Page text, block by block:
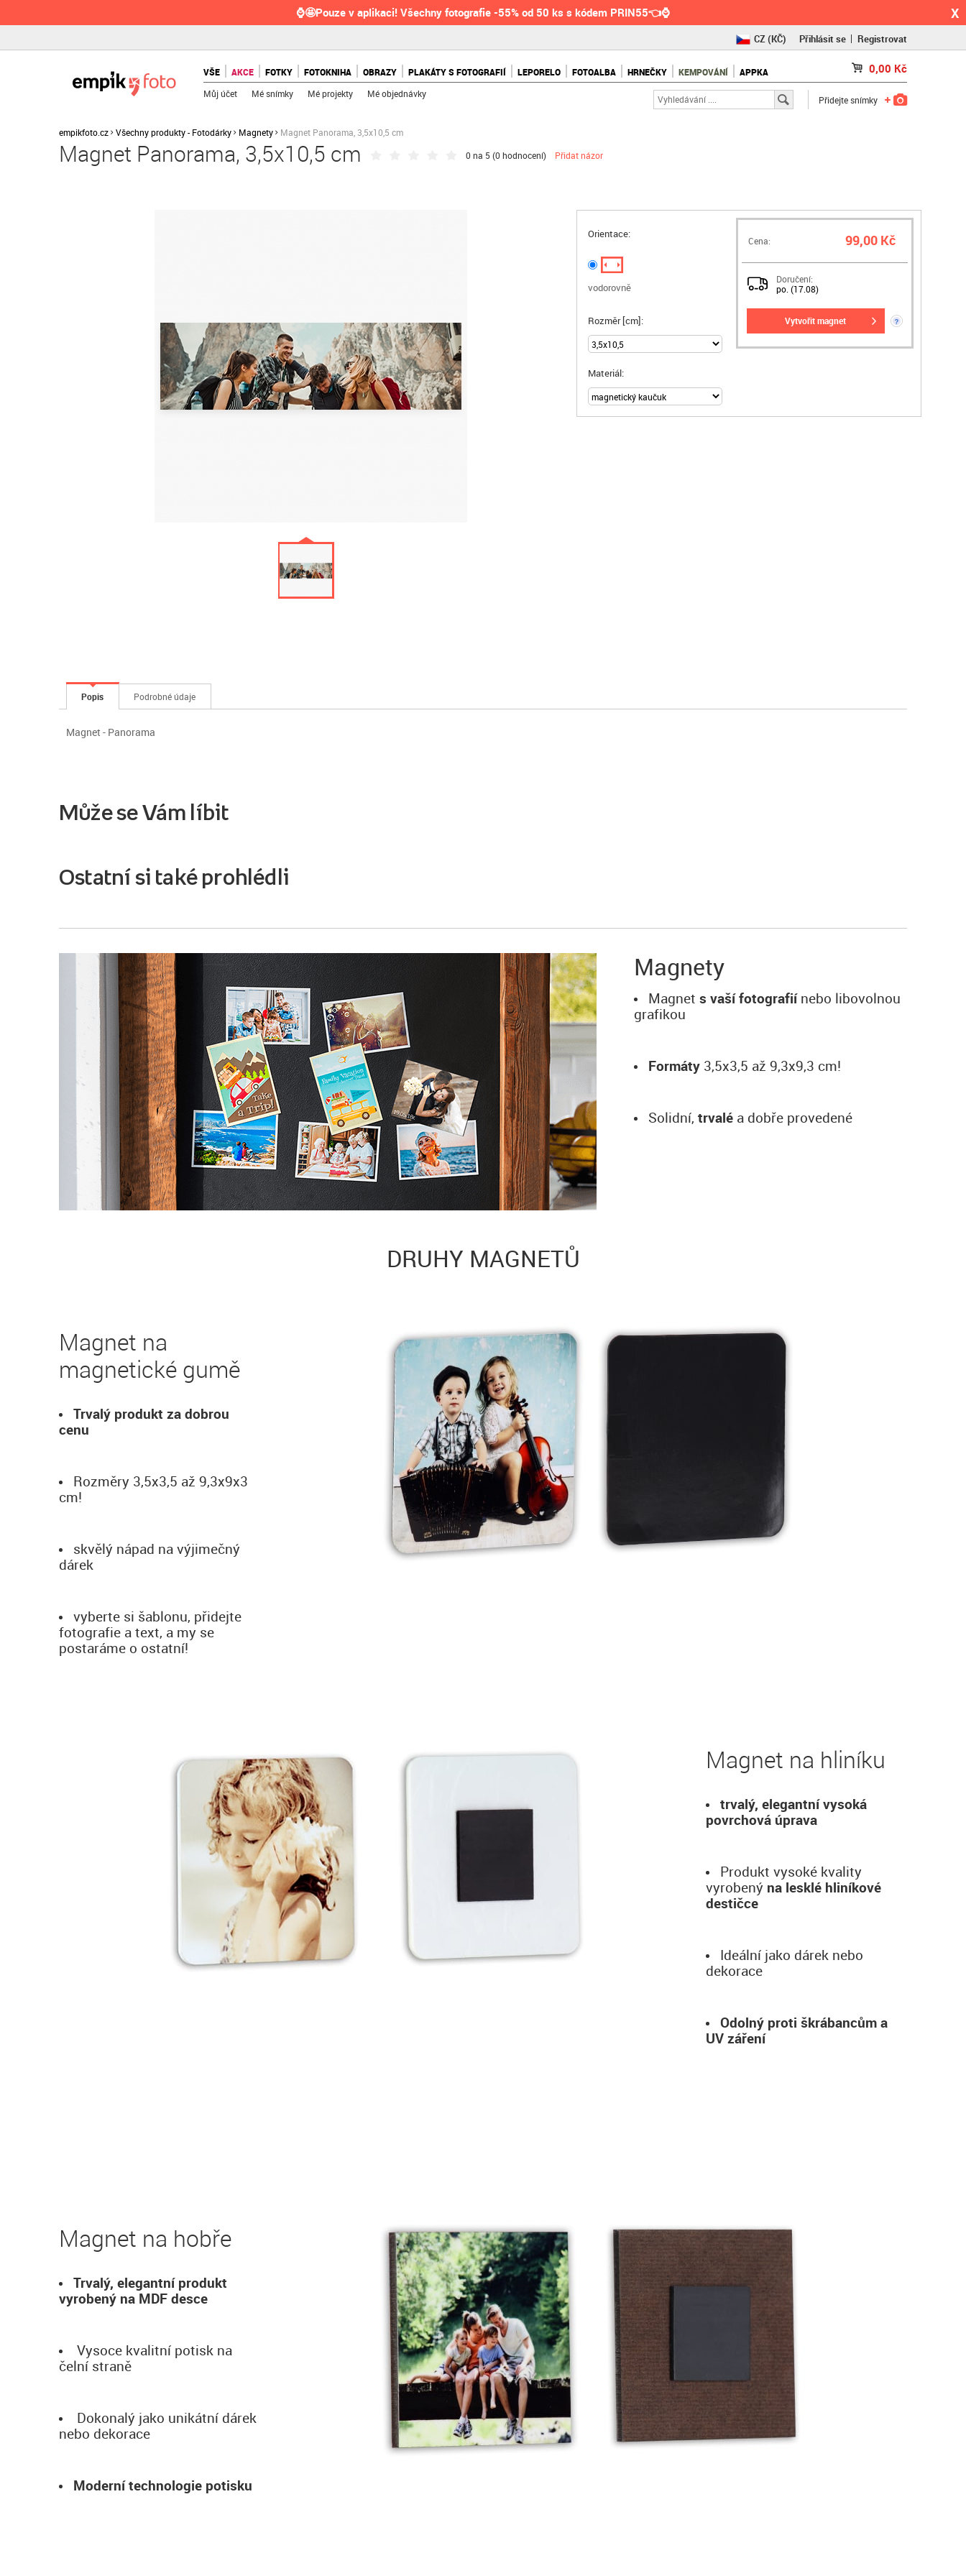
⌚🤩Pouze v aplikaci! Všechny fotografie -55% od 50 ks s kódem PRIN55👈⌚ X
CZ(KČ)
RO(RON)
Přihlásit se Registrovat
VŠE AKCE FOTKY FOTOKNIHA OBRAZY PLAKÁTY S FOTOGRAFIÍ LEPORELO FOTOALBA HRNEČKY KEMPOVÁNÍ APPKA 0,00 Kč
Můj účet Mé snímky Mé projekty Mé objednávky
Přidejte snímky
empikfoto.cz Všechny produkty - Fotodárky Magnety Magnet Panorama, 3,5x10,5 cm
Magnet Panorama, 3,5x10,5 cm 0 na 5 (0 hodnocení) Přidat názor
Orientace:
vodorovně
Rozměr [cm]:
Materiál:
Cena: 99,00 Kč
Doručení:
po. (17.08)
vytvořit magnet ?
Popis Podrobné údaje
Magnet - Panorama
Může se Vám líbit
Ostatní si také prohlédli
Magnety
Magnet s vaší fotografií nebo libovolnou
grafikou
Formáty3,5x3,5 až 9,3x9,3 cm!
Solidní, trvaléa dobře provedené
DRUHY MAGNETŮ
Magnet na
magnetické gumě
Trvalý produkt za dobrou
cenu
Rozměry 3,5x3,5 až 9,3x9x3
cm!
skvělý nápad na výjimečný
dárek
vyberte si šablonu, přidejte
fotografie a text, a my se
postaráme o ostatní!
Magnet na hliníku
trvalý, elegantní vysoká
povrchová úprava
Produkt vysoké kvality
vyrobený na lesklé hliníkové
destičce
Ideální jako dárek nebo
dekorace
Odolný proti škrábancům a
UV záření
Magnet na hobře
Trvalý, elegantní produkt
vyrobený na MDF desce
Vysoce kvalitní potisk na
čelní straně
Dokonalý jako unikátní dárek
nebo dekorace
Moderní technologie potisku